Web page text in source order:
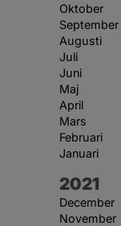
Oktober
September
Augusti
Juli
Juni
Maj
April
Mars
Februari
Januari
År:
2021
December
November